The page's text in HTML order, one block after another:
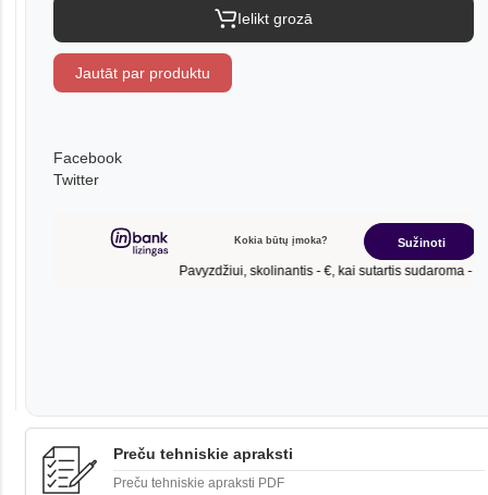
Ielikt grozā
Jautāt par produktu
Facebook
Twitter
Preču tehniskie apraksti
Preču tehniskie apraksti PDF